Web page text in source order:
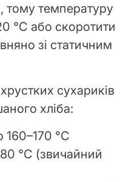
тому температуру
°C або скоротити
зі статичним
сухариків
хліба:
160–170 °C
°C (звичайний